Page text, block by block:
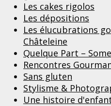
Les cakes rigolos
Les dépositions
Les élucubrations
Châteleine
Quelque Part –
Rencontres
Sans gluten
Stylisme &
Une histoire